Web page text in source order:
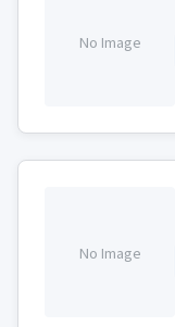
No Image
No Image